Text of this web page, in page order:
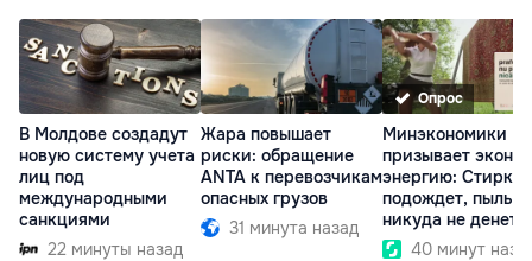
В Молдове создадут
новую систему учета
лиц под
международными
санкциями
22 минуты назад
Жара повышает
риски: обращение
ANTA к перевозчикам
опасных грузов
31 минута назад
Опрос
Минэкономики
призывает
энергию: Стирка
подождет, пыль
никуда не
40 минут